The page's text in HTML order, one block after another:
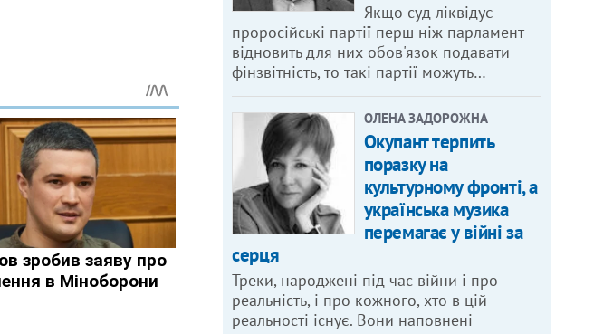
Якщо суд ліквідує
проросійські партії перш ніж парламент
відновить для них обов'язок подавати
фінзвітність, то такі партії можуть…
ОЛЕНА ЗАДОРОЖНА
Окупант терпить
поразку на
культурному фронті, а
українська музика
перемагає у війні за
серця
Треки, народжені під час війни і про
реальність, і про кожного, хто в цій
реальності існує. Вони наповнені